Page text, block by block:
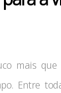
mais
Entre